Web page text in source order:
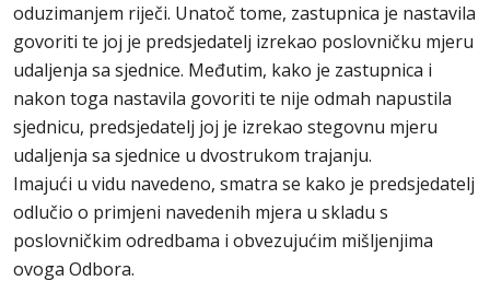
oduzimanjem riječi. Unatoč tome, zastupnica je nastavila
govoriti te joj je predsjedatelj izrekao poslovničku mjeru
udaljenja sa sjednice. Međutim, kako je zastupnica i
nakon toga nastavila govoriti te nije odmah napustila
sjednicu, predsjedatelj joj je izrekao stegovnu mjeru
udaljenja sa sjednice u dvostrukom trajanju.
Imajući u vidu navedeno, smatra se kako je predsjedatelj
odlučio o primjeni navedenih mjera u skladu s
poslovničkim odredbama i obvezujućim mišljenjima
ovoga Odbora.